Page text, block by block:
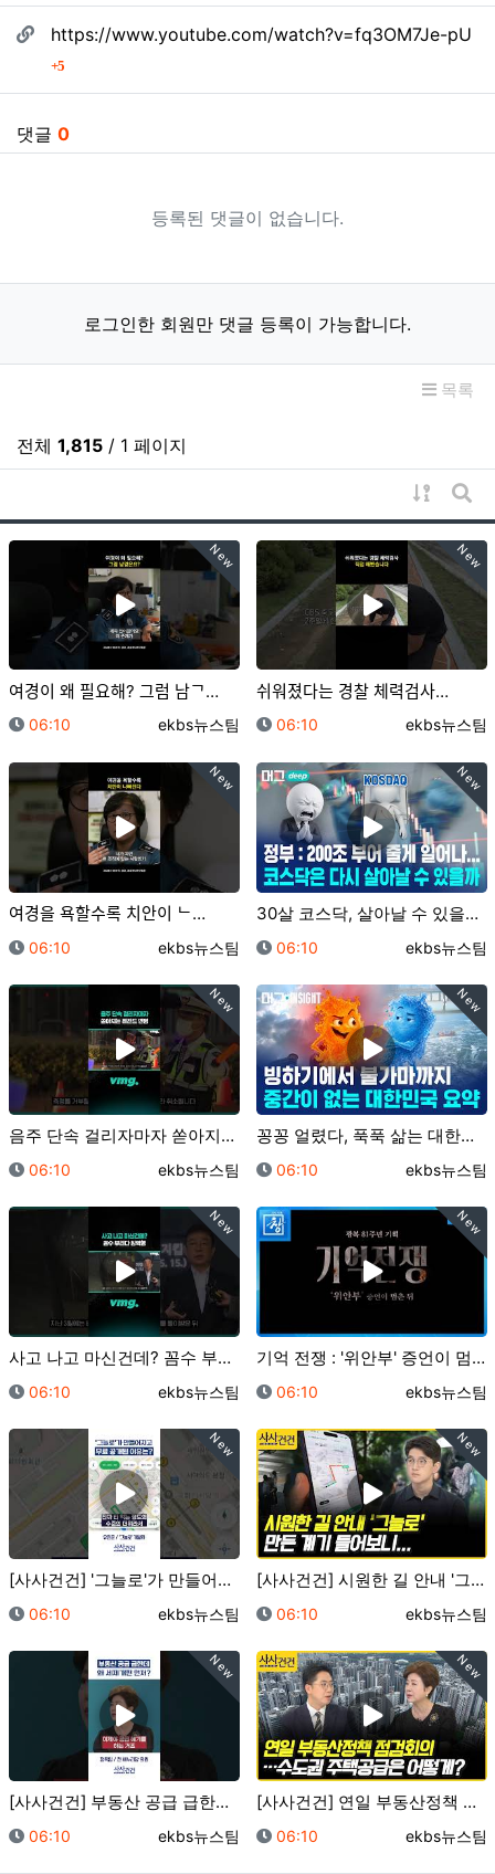
관련자료
https://www.youtube.com/watch?v=fq3OM7Je-pU
5회 연결
댓글 0
등록된 댓글이 없습니다.
로그인한 회원만 댓글 등록이 가능합니다.
목록
전체 1,815 / 1 페이지
게시물
게
New
여경이 왜 필요해? 그럼 남ᄀ…
등록일
06:10 등록자
ekbs뉴스팀
New
쉬워졌다는 경찰 체력검사…
등록일
06:10 등록자
ekbs뉴스팀
New
여경을 욕할수록 치안이 ᄂ…
등록일
06:10 등록자
ekbs뉴스팀
New
30살 코스닥, 살아날 수 있을까?/ 머그 딥 인사이트…
등록일
06:10 등록자
ekbs뉴스팀
New
음주 단속 걸리자마자 쏟아지는 레전드 변명 / 비디오머…
등록일
06:10 등록자
ekbs뉴스팀
New
꽁꽁 얼렸다, 푹푹 삶는 대한민국 2계절 근황 / 머그…
등록일
06:10 등록자
ekbs뉴스팀
New
사고 나고 마신건데? 꼼수 부리다 징역행 / 비디오머그…
등록일
06:10 등록자
ekbs뉴스팀
New
기억 전쟁 : '위안부' 증언이 멈춘 뒤 [예고] | …
등록일
06:10 등록자
ekbs뉴스팀
New
[사사건건] '그늘로'가 만들어지고 무료 공개된 이유는…
등록일
06:10 등록자
ekbs뉴스팀
New
[사사건건] 시원한 길 안내 '그늘로' 만든 계기 들어…
등록일
06:10 등록자
ekbs뉴스팀
New
[사사건건] 부동산 공급 급한데 왜 세제개편 먼저? (…
등록일
06:10 등록자
ekbs뉴스팀
New
[사사건건] 연일 부동산정책 점검회의…수도권 주택공급은…
등록일
06:10 등록자
ekbs뉴스팀